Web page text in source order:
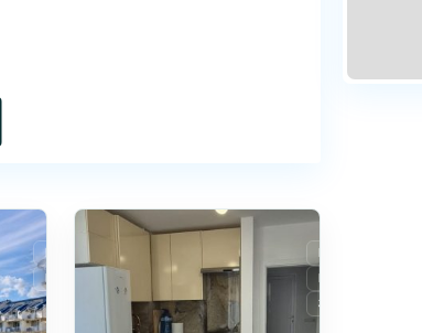
і спокійну атмосферу. Усі
обслуговуванням. Доступні
Продаж
Вторинне житло
Продаж
Вторинне житло
З видом на море